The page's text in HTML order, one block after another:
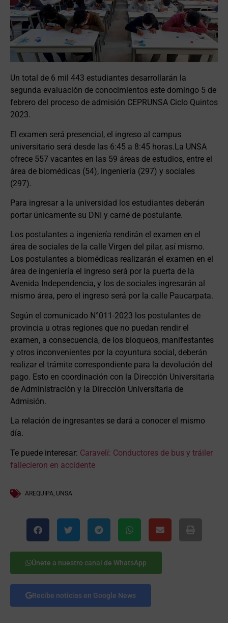
Un total de 6 mil 443 estudiantes desarrollarán la
segunda evaluación de conocimientos este domingo 5 de
febrero del proceso de admisión CEPRUNSA Ciclo Quintos
2023.
El examen será presencial, el ingreso al campus
universitario será desde las 6:45 a 8:45 horas.La UNSA
ofrece 557 vacantes en las 59 áreas de estudios, entre el
área de biomédicas (54), ingeniería (297) y sociales
(297).
Para ingresar a la universidad los estudiantes deberán
portar únicamente su DNI y carné de postulante.
Los postulantes a ingeniería rendirán el examen en el
área de sociales de la calle Virgen del pilar, así mismo.
Los postulantes a biomédicas realizarán el examen en el
área de ingeniería el ingreso será por la puerta de la
Avenida Independencia, y los de sociales ingresarán al
mismo área, pero el ingreso será por la calle Paucarpata.
Según el comunicado N°011-2023 los postulantes de
provincia u otras regiones que no puedan rendir el
examen, a consecuencia, de los bloqueos, manifestantes
y otros inconvenientes por la coyuntura social, deberán
realizar el trámite correspondiente para la devolución del
pago. Esto en coordinación con la Dirección Universitaria
de Administración y la Dirección Universitaria de
Admisión.
La relación de ingresantes se dará a conocer el mismo
día.
Te puede interesar: Caravelí: Conductores de bus y tráiler
fallecieron en accidente
AREQUIPA, UNSA
Únete a nuestro canal de WhatsApp
Recibe noticias en Google News